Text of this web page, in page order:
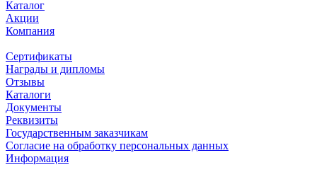
Каталог
Акции
Компания
Сертификаты
Награды и дипломы
Отзывы
Каталоги
Документы
Реквизиты
Государственным заказчикам
Согласие на обработку персональных данных
Информация